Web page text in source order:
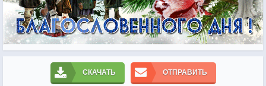
СКАЧАТЬ ОТПРАВИТЬ